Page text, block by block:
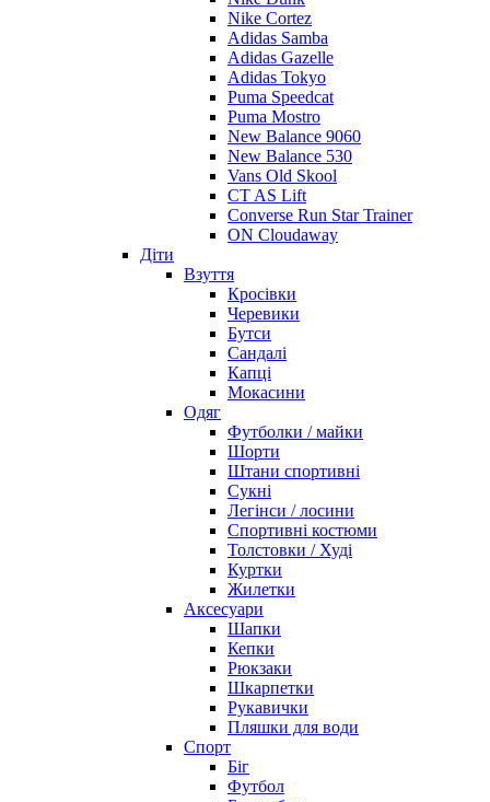
Nike Cortez
Adidas Samba
Adidas Gazelle
Adidas Tokyo
Puma Speedcat
Puma Mostro
New Balance 9060
New Balance 530
Vans Old Skool
CT AS Lift
Converse Run Star Trainer
ON Cloudaway
Діти
Взуття
Кросівки
Черевики
Бутси
Сандалі
Капці
Мокасини
Одяг
Футболки / майки
Шорти
Штани спортивні
Сукні
Легінси / лосини
Спортивні костюми
Толстовки / Худі
Куртки
Жилетки
Аксесуари
Шапки
Кепки
Рюкзаки
Шкарпетки
Рукавички
Пляшки для води
Спорт
Біг
Футбол